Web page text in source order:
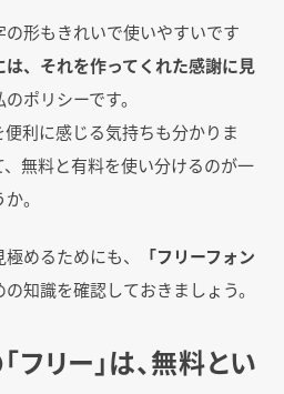
形もきれいで使いやすいです
は、それを作ってくれた感謝に見
のポリシーです。
利に感じる気持ちも分かりま
無料と有料を使い分けるのが一
。
めるためにも、
「フリーフォン
知識を確認しておきましょう。
フリー」は、無料とい